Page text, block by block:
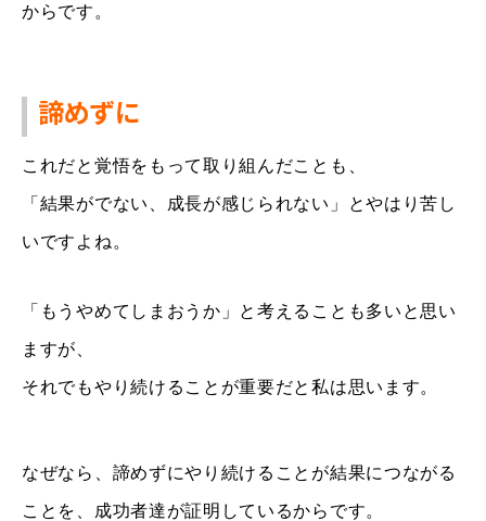
からです。
諦めずに
これだと覚悟をもって取り組んだことも、
「結果がでない、成長が感じられない」とやはり苦し
いですよね。
「もうやめてしまおうか」と考えることも多いと思い
ますが、
それでもやり続けることが重要だと私は思います。
なぜなら、諦めずにやり続けることが結果につながる
ことを、成功者達が証明しているからです。